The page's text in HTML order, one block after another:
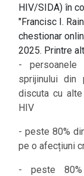
HIV/SIDA) în
"Francisc I.
chestionar
2025. Printre
-
sprijinului din
discuta cu
HIV
- peste 80%
pe o afecțiuni
- peste